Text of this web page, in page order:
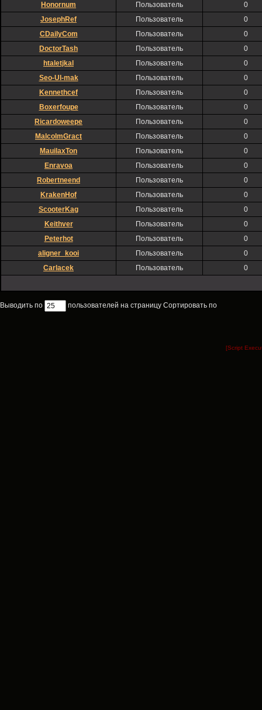
Honornum
Пользователь
0
JosephRef
Пользователь
0
CDailyCom
Пользователь
0
DoctorTash
Пользователь
0
htaletjkal
Пользователь
0
Seo-Ul-mak
Пользователь
0
Kennethcef
Пользователь
0
Boxerfoupe
Пользователь
0
Ricardoweepe
Пользователь
0
MalcolmGract
Пользователь
0
MauilaxTon
Пользователь
0
Enravoa
Пользователь
0
Robertneend
Пользователь
0
KrakenHof
Пользователь
0
ScooterKag
Пользователь
0
Keithver
Пользователь
0
Peterhot
Пользователь
0
aligner_kooi
Пользователь
0
Carlacek
Пользователь 0
Выводить по пользователей на страницу Сортировать по
[Script